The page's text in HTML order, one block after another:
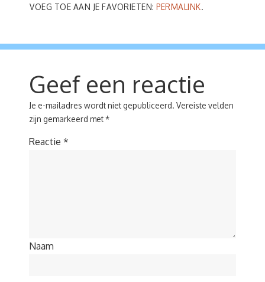
VOEG TOE AAN JE FAVORIETEN: PERMALINK.
Geef een reactie
Je e-mailadres wordt niet gepubliceerd. Vereiste velden
zijn gemarkeerd met*
Reactie *
Naam